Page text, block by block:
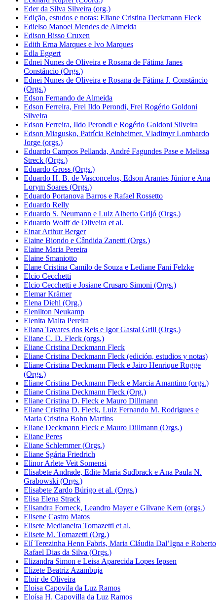
Eder da Silva Silveira (org.)
Edição, estudos e notas: Eliane Cristina Deckmann Fleck
Edielso Manoel Mendes de Almeida
Edison Bisso Cruxen
Edith Erna Marques e Ivo Marques
Edla Eggert
Ednei Nunes de Oliveira e Rosana de Fátima Janes
Constâncio (Orgs.)
Ednei Nunes de Oliveira e Rosana de Fátima J. Constâncio
(Orgs.)
Edson Fernando de Almeida
Edson Ferreira, Frei Ildo Perondi, Frei Rogério Goldoni
Silveira
Edson Ferreira, Ildo Perondi e Rogério Goldoni Silveira
Edson Miagusko, Patrícia Reinheimer, Vladimyr Lombardo
Jorge (orgs.)
Eduardo Campos Pellanda, André Fagundes Pase e Melissa
Streck (Orgs.)
Eduardo Gross (Orgs.)
Eduardo H. B. de Vasconcelos, Edson Arantes Júnior e Ana
Lorym Soares (Orgs.)
Eduardo Portanova Barros e Rafael Rossetto
Eduardo Relly
Eduardo S. Neumann e Luiz Alberto Grijó (Orgs.)
Eduardo Wolff de Oliveira et al.
Einar Arthur Berger
Elaine Biondo e Cândida Zanetti (Orgs.)
Elaine Maria Pereira
Elaine Smaniotto
Elane Cristina Camilo de Souza e Lediane Fani Felzke
Elcio Cecchetti
Elcio Cecchetti e Josiane Crusaro Simoni (Orgs.)
Elemar Krämer
Elena Diehl (Org.)
Elenilton Neukamp
Elenita Malta Pereira
Eliana Tavares dos Reis e Igor Gastal Grill (Orgs.)
Eliane C. D. Fleck (orgs.)
Eliane Cristina Deckmann Fleck
Eliane Cristina Deckmann Fleck (edición, estudios y notas)
Eliane Cristina Deckmann Fleck e Jairo Henrique Rogge
(Orgs.)
Eliane Cristina Deckmann Fleck e Marcia Amantino (orgs.)
Eliane Cristina Deckmann Fleck (Org.)
Eliane Cristina D. Fleck e Mauro Dillmann
Eliane Cristina D. Fleck, Luiz Fernando M. Rodrigues e
Maria Cristina Bohn Martins
Eliane Deckmann Fleck e Mauro Dillmann (Orgs.)
Eliane Peres
Eliane Schlemmer (Orgs.)
Eliane Sgária Friedrich
Elinor Arlete Veit Somensi
Elisabete Andrade, Edite Maria Sudbrack e Ana Paula N.
Grabowski (Orgs.)
Elisabete Zardo Búrigo et al. (Orgs.)
Elisa Elena Strack
Elisandra Forneck, Leandro Mayer e Gilvane Kern (orgs.)
Elisene Castro Matos
Elisete Medianeira Tomazetti et al.
Elisete M. Tomazetti (Org.)
Elí Terezinha Henn Fabris, Maria Cláudia Dal’Igna e Roberto
Rafael Dias da Silva (Orgs.)
Elizandra Simon e Leisa Aparecida Lopes Iepsen
Elizete Beatriz Azambuja
Eloir de Oliveira
Eloisa Capovila da Luz Ramos
Eloísa H. Capovilla da Luz Ramos